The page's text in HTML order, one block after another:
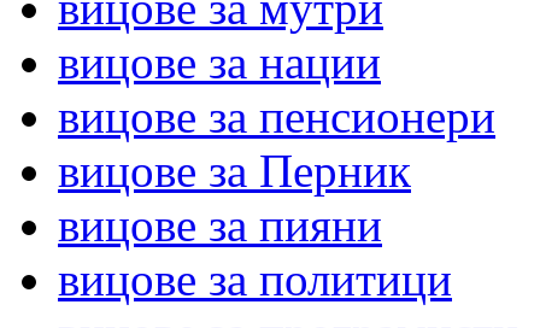
вицове за нации
вицове за пенсионери
вицове за Перник
вицове за пияни
вицове за политици